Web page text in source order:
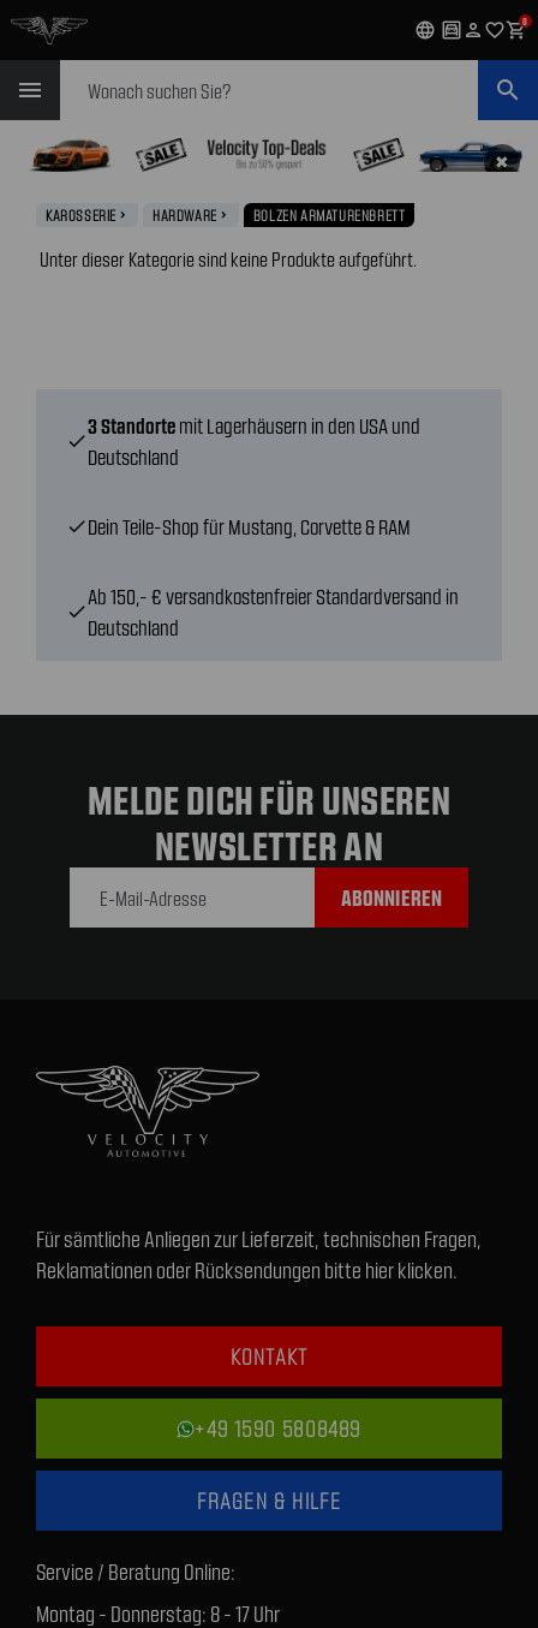
language garage person favorite_outlineshopping_cart0
menu search
✖
KAROSSERIE navigate_next HARDWARE navigate_next BOLZEN ARMATURENBRETT
Unter dieser Kategorie sind keine Produkte aufgeführt.
check
3 Standorte mit Lagerhäusern in den USA und
Deutschland
checkDein Teile-Shop für Mustang, Corvette & RAM
check
Ab 150,- € versandkostenfreier Standardversand in
Deutschland
MELDE DICH FÜR UNSEREN
NEWSLETTER AN
Für sämtliche Anliegen zur Lieferzeit, technischen Fragen,
Reklamationen oder Rücksendungen bitte hier klicken.
KONTAKT
+49 1590 5808489
FRAGEN & HILFE
Service / Beratung Online:
Montag - Donnerstag: 8 - 17 Uhr